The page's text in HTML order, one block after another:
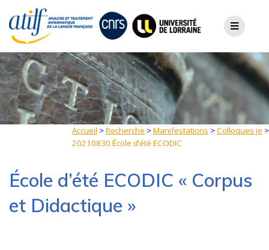
content
Accueil >Recherche >Manifestations >Colloques je >
20210830 École d’été ECODIC
École d’été ECODIC « Corpus
et Didactique »